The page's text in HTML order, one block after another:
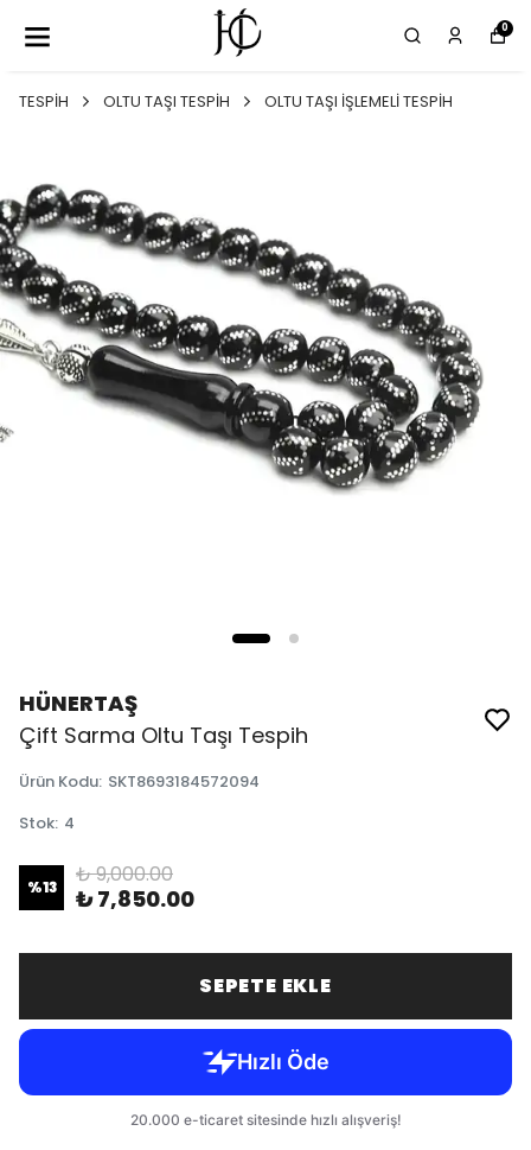
0
TESPİH OLTU TAŞI TESPİH OLTU TAŞI İŞLEMELİ TESPİH
HÜNERTAŞ
Çift Sarma Oltu Taşı Tespih
Ürün Kodu: SKT8693184572094
Stok: 4
%13 ₺ 9,000.00
₺ 7,850.00
SEPETE EKLE